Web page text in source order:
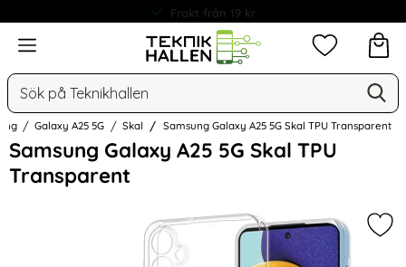
Frakt från 19 kr
Meny
Sök
Mina
Galaxy A25 5G Skal Samsung Galaxy A25 5G Skal TPU Transparent
Samsung Galaxy A25 5G Skal TPU
Transparent
Hoppa
över
Bilder